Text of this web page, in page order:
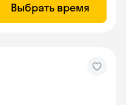
Выбрать время